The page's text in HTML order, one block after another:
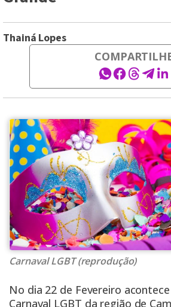
Thainá Lopes
Carnaval LGBT (reprodução)
No dia 22 de Fevereiro
Carnaval LGBT da região de